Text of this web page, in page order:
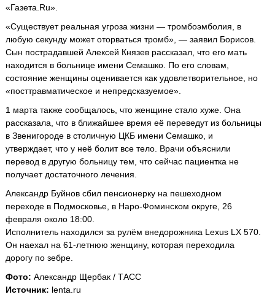
«Газета.Ru».
«Существует реальная угроза жизни — тромбоэмболия, в
любую секунду может оторваться тромб», — заявил Борисов.
Сын пострадавшей Алексей Князев рассказал, что его мать
находится в больнице имени Семашко. По его словам,
состояние женщины оценивается как удовлетворительное, но
«посттравматическое и непредсказуемое».
1 марта также сообщалось, что женщине стало хуже. Она
рассказала, что в ближайшее время её переведут из больницы
в Звенигороде в столичную ЦКБ имени Семашко, и
утверждает, что у неё болит все тело. Врачи объяснили
перевод в другую больницу тем, что сейчас пациентка не
получает достаточного лечения.
Александр Буйнов сбил пенсионерку на пешеходном
переходе в Подмосковье, в Наро-Фоминском округе, 26
февраля около 18:00.
Исполнитель находился за рулём внедорожника Lexus LX 570.
Он наехал на 61-летнюю женщину, которая переходила
дорогу по зебре.
Фото: Александр Щербак / ТАСС
Источник: lenta.ru